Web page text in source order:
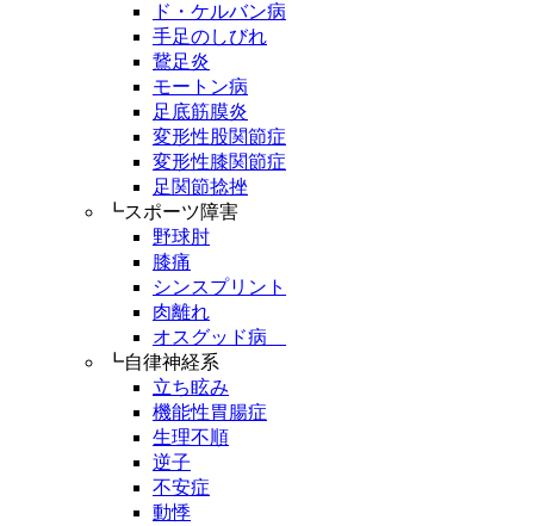
ド・ケルバン病
手足のしびれ
鵞足炎
モートン病
足底筋膜炎
変形性股関節症
変形性膝関節症
足関節捻挫
┗スポーツ障害
野球肘
膝痛
シンスプリント
肉離れ
オスグッド病
┗自律神経系
立ち眩み
機能性胃腸症
生理不順
逆子
不安症
動悸